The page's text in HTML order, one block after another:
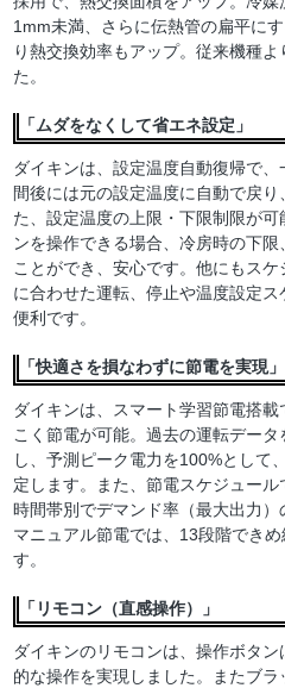
1mm未満、さらに伝熱管の扁平に
り熱交換効率もアップ。従来機種
た。
「ムダをなくして省エネ設定」
ダイキンは、設定温度自動復帰で
間後には元の設定温度に自動で戻
た、設定温度の上限・下限制限が
ンを操作できる場合、冷房時の下
ことができ、安心です。他にもス
に合わせた運転、停止や温度設定
便利です。
「快適さを損なわずに節電を実現」
ダイキンは、スマート学習節電搭
こく節電が可能。過去の運転デー
し、予測ピーク電力を100%として
定します。また、節電スケジュー
時間帯別でデマンド率（最大出力
マニュアル節電では、13段階でき
す。
「リモコン（直感操作）」
ダイキンのリモコンは、操作ボタ
的な操作を実現しました。またブ